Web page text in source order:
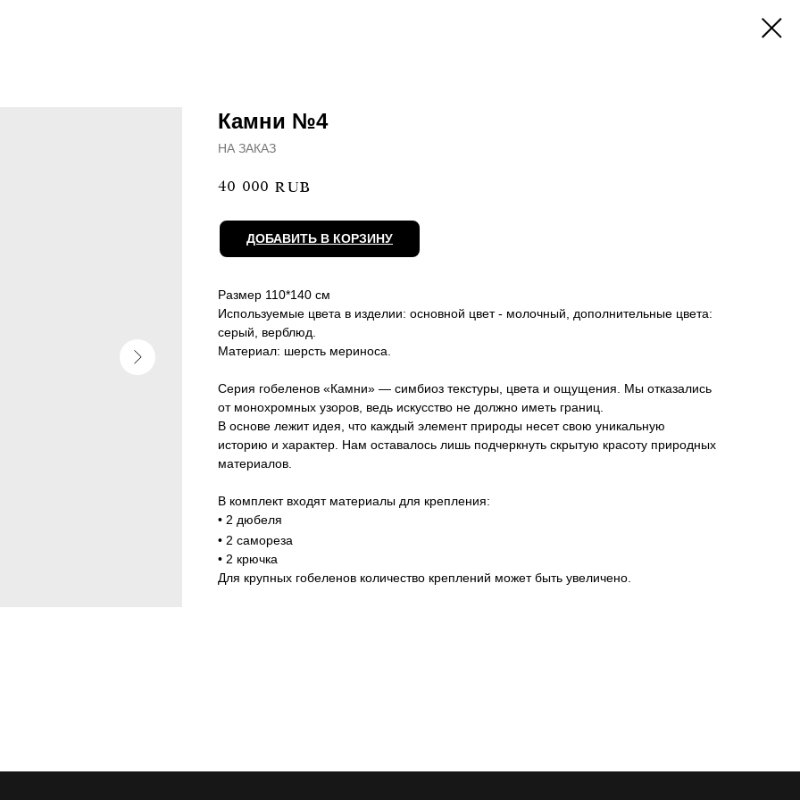
Камни №4
НА ЗАКАЗ
40 000 RUB
ДОБАВИТЬ В КОРЗИНУ
Размер 110*140 см
Используемые цвета в изделии: основной цвет - молочный, дополнительные цвета:
серый, верблюд.
Материал: шерсть мериноса.
Серия гобеленов «Камни» — симбиоз текстуры, цвета и ощущения. Мы отказались
от монохромных узоров, ведь искусство не должно иметь границ.
В основе лежит идея, что каждый элемент природы несет свою уникальную
историю и характер. Нам оставалось лишь подчеркнуть скрытую красоту природных
материалов.
В комплект входят материалы для крепления:
• 2 дюбеля
• 2 самореза
• 2 крючка
Для крупных гобеленов количество креплений может быть увеличено.